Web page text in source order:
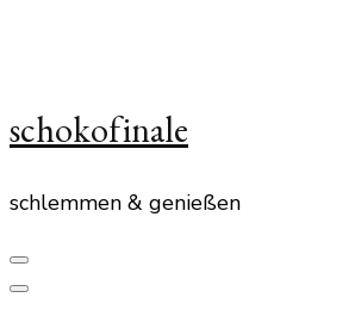
schokofinale
schlemmen & genießen